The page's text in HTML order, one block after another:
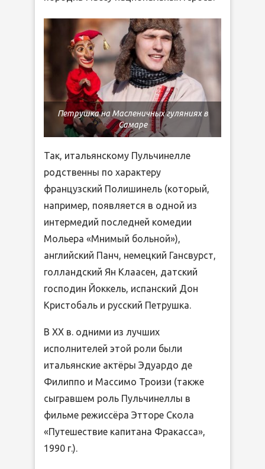
Петрушка на Масленичных гуляниях в
Самаре
Так, итальянскому Пульчинелле
родственны по характеру
французский Полишинель (который,
например, появляется в одной из
интермедий последней комедии
Мольера «Мнимый больной»),
английский Панч, немецкий Гансвурст,
голландский Ян Клаасен, датский
господин Йоккель, испанский Дон
Кристобаль и русский Петрушка.
В XX в. одними из лучших
исполнителей этой роли были
итальянские актёры Эдуардо де
Филиппо и Массимо Троизи (также
сыгравшем роль Пульчинеллы в
фильме режиссёра Этторе Скола
«Путешествие капитана Фракасса»,
1990 г.).